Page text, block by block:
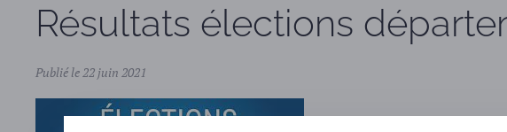
Résultats élections
Publié le 22 juin 2021